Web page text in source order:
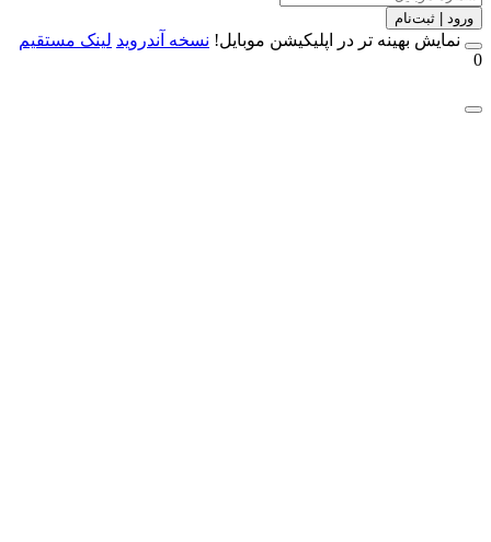
| ثبت‌نام
بهینه تر در اپلیکیشن موبایل!نسخه آندروید لینک مستقیم